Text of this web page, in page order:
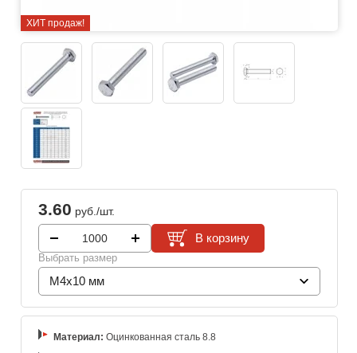
ХИТ продаж!
3.60 руб./шт.
Выбрать размер
M4x10 мм
В корзину
Материал: Оцинкованная сталь 8.8